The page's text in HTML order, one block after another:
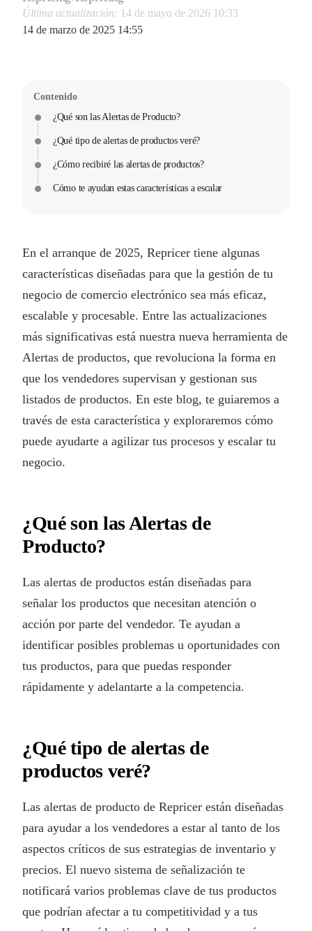
Última actualización: 14 de mayo de 2026 10:33
14 de marzo de 2025 14:55
Contenido
¿Qué son las Alertas de Producto?
¿Qué tipo de alertas de productos veré?
¿Cómo recibiré las alertas de productos?
Cómo te ayudan estas características a escalar
En el arranque de 2025, Repricer tiene algunas
características diseñadas para que la gestión de tu
negocio de comercio electrónico sea más eficaz,
escalable y procesable. Entre las actualizaciones
más significativas está nuestra nueva herramienta de
Alertas de productos, que revoluciona la forma en
que los vendedores supervisan y gestionan sus
listados de productos. En este blog, te guiaremos a
través de esta característica y exploraremos cómo
puede ayudarte a agilizar tus procesos y escalar tu
negocio.
¿Qué son las Alertas de
Producto?
Las alertas de productos están diseñadas para
señalar los productos que necesitan atención o
acción por parte del vendedor. Te ayudan a
identificar posibles problemas u oportunidades con
tus productos, para que puedas responder
rápidamente y adelantarte a la competencia.
¿Qué tipo de alertas de
productos veré?
Las alertas de producto de Repricer están diseñadas
para ayudar a los vendedores a estar al tanto de los
aspectos críticos de sus estrategias de inventario y
precios. El nuevo sistema de señalización te
notificará varios problemas clave de tus productos
que podrían afectar a tu competitividad y a tus